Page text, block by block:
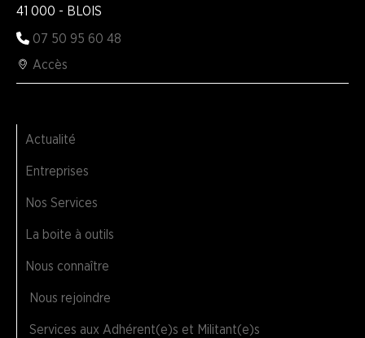
41 000 - BLOIS
07 50 95 60 48
Accès
Actualité
Entreprises
Nos Services
La boite à outils
Nous connaître
Nous rejoindre
Services aux Adhérent(e)s et Militant(e)s